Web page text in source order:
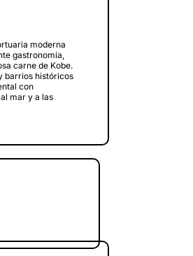
moderna
gastronomía,
carne de Kobe.
barrios históricos
con
mar y a las